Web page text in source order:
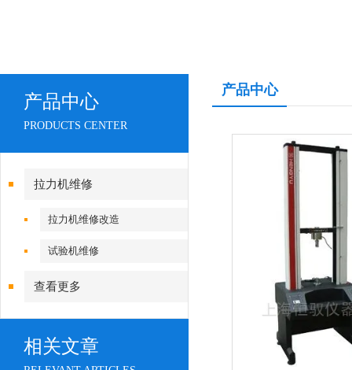
产品中心
PRODUCTS CENTER
拉力机维修
拉力机维修改造
试验机维修
查看更多
相关文章
产品中心